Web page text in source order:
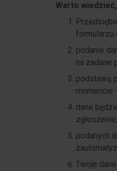
Warto
formularzu
podanie
na zadane
podstawą
momencie
dane
podanych
Twoje